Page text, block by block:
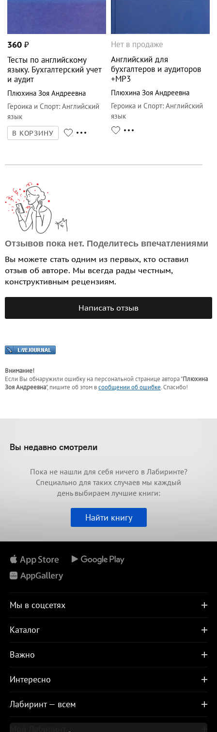
360 ₽
Тесты по английскому
языку. Бухгалтерский учет
и аудит
Плюхина Зоя Андреевна
Героика и Спорт: Английский
язык
В КОРЗИНУ
Нет в продаже
Английский для
бухгалтеров и аудиторов
+МР3
Плюхина Зоя Андреевна
Героика и Спорт: Английский
язык
Отзывов пока нет. Поделитесь впечатлениями
Вы можете стать одним из первых, кто оставил
отзыв об авторе. Мы всегда рады честным,
конструктивным рецензиям.
Написать отзыв
Внимание!
Если Вы обнаружили ошибку на персональной странице автора "Плюхина
Зоя Андреевна", пишите об этом всообщении об ошибке. Спасибо!
Вы недавно смотрели
Пока не нашли для себя ничего в Лабиринте?
Специально для таких случаев мы каждый
день выбираем лучшие книги:
Найти книгу
Мы в соцсетях
Каталог
Важно
Интересно
Лабиринт — всем